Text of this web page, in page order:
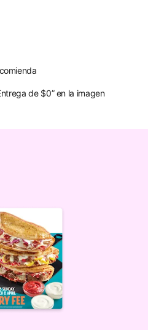
de $0” en la imagen